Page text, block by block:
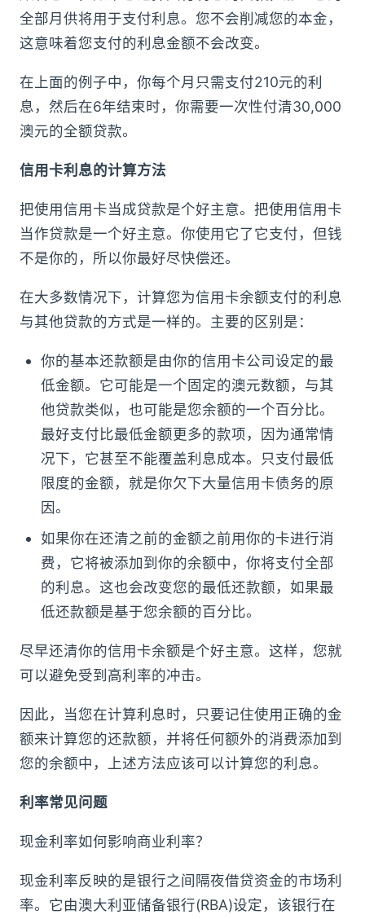
全部月供将用于支付利息。您不会削减您的本金，
这意味着您支付的利息金额不会改变。
在上面的例子中，你每个月只需支付210元的利
息，然后在6年结束时，你需要一次性付清30,000
澳元的全额贷款。
信用卡利息的计算方法
把使用信用卡当成贷款是个好主意。把使用信用卡
当作贷款是一个好主意。你使用它了它支付，但钱
不是你的，所以你最好尽快偿还。
在大多数情况下，计算您为信用卡余额支付的利息
与其他贷款的方式是一样的。主要的区别是：
你的基本还款额是由你的信用卡公司设定的最
低金额。它可能是一个固定的澳元数额，与其
他贷款类似，也可能是您余额的一个百分比。
最好支付比最低金额更多的款项，因为通常情
况下，它甚至不能覆盖利息成本。只支付最低
限度的金额，就是你欠下大量信用卡债务的原
因。
如果你在还清之前的金额之前用你的卡进行消
费，它将被添加到你的余额中，你将支付全部
的利息。这也会改变您的最低还款额，如果最
低还款额是基于您余额的百分比。
尽早还清你的信用卡余额是个好主意。这样，您就
可以避免受到高利率的冲击。
因此，当您在计算利息时，只要记住使用正确的金
额来计算您的还款额，并将任何额外的消费添加到
您的余额中，上述方法应该可以计算您的利息。
利率常见问题
现金利率如何影响商业利率？
现金利率反映的是银行之间隔夜借贷资金的市场利
率。它由澳大利亚储备银行(RBA)设定，该银行在